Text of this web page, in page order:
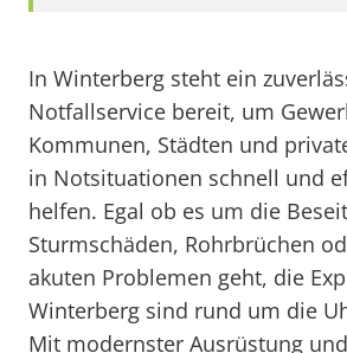
In Winterberg steht ein
Notfallservice bereit, um
Kommunen, Städten und
in Notsituationen schnell und
helfen. Egal ob es um die
Sturmschäden, Rohrbrüchen
akuten Problemen geht, die
Winterberg sind rund um die
Mit modernster Ausrüstung